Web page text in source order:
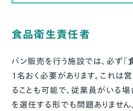
食品衛生責任者
パン販売を行う施設では、必ず「
1名おく必要があります。これは
ることも可能で、従業員がいる
を選任する形でも問題ありませ